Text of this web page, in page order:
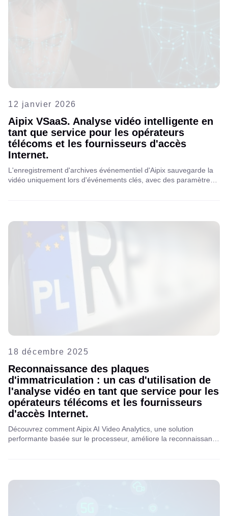
12 janvier 2026
Aipix VSaaS. Analyse vidéo intelligente en
tant que service pour les opérateurs
télécoms et les fournisseurs d'accès
Internet.
L'enregistrement d'archives événementiel d'Aipix sauvegarde la
vidéo uniquement lors d'événements clés, avec des paramètres
18 décembre 2025
Reconnaissance des plaques
d'immatriculation : un cas d'utilisation de
l'analyse vidéo en tant que service pour les
opérateurs télécoms et les fournisseurs
d'accès Internet.
Découvrez comment Aipix AI Video Analytics, une solution
performante basée sur le processeur, améliore la reconnaissance